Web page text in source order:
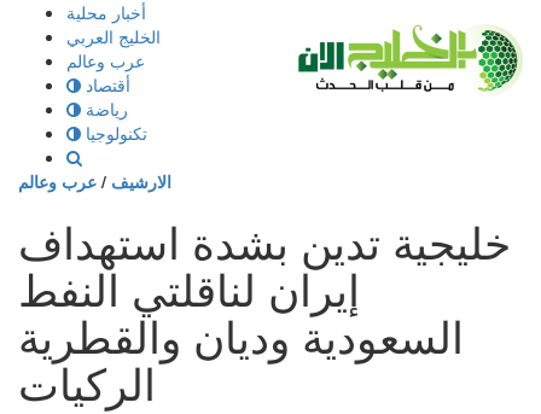
إذهب
المحتوى
أخبار محلية
الخليج العربي
عرب وعالم
أقتصاد
رياضة
تكنولوجيا
الارشيف / عرب وعالم
خليجية تدين بشدة استهداف
إيران لناقلتي النفط
السعودية وديان والقطرية
الركيات